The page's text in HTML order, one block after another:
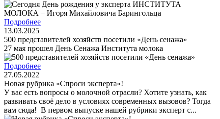
Подробнее
13.03.2025
500 представителей хозяйств посетили «День сенажа»
27 мая прошел День Cенажа Института молока
Подробнее
27.05.2022
Новая рубрика «Спроси эксперта»!
У вас есть вопросы о молочной отрасли? Хотите узнать, как
развивать своё дело в условиях современных вызовов? Тогда
вам сюда! В первом выпуске нашей рубрики эксперт с...